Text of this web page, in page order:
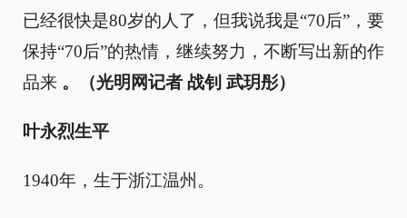
已经很快是80岁的人了，但我说我是“70后”，要
保持“70后”的热情，继续努力，不断写出新的作
品来 。（光明网记者 战钊 武玥彤）
叶永烈生平
1940年，生于浙江温州。